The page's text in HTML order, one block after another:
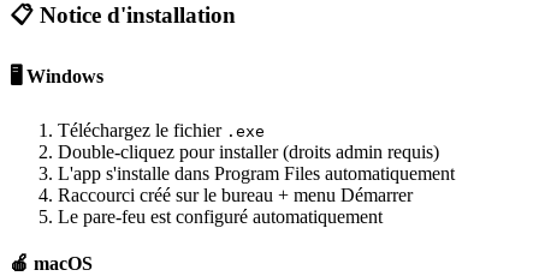
📋 Notice d'installation
🖥️ Windows
Téléchargez le fichier .exe
Double-cliquez pour installer (droits admin requis)
L'app s'installe dans Program Files automatiquement
Raccourci créé sur le bureau + menu Démarrer
Le pare-feu est configuré automatiquement
🍎 macOS